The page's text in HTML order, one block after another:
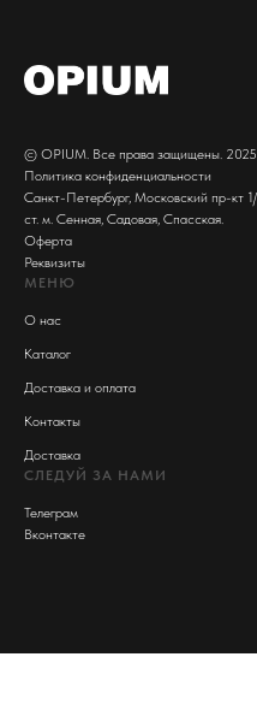
© OPIUM. Все права защищены. 2025
Политика конфиденциальности
Санкт-Петербург, Московский пр-кт
ст. м. Сенная, Садовая, Спасская.
Оферта
Реквизиты
МЕНЮ
О нас
Каталог
Доставка и оплата
Контакты
Доставка
СЛЕДУЙ ЗА НАМИ
Телеграм
Вконтакте